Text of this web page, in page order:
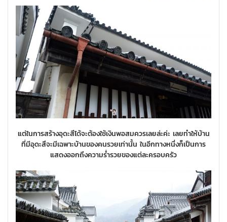
แต่ในการสร้างอุดะสึได้จะต้องใช้เงินพอสมควรเลยล่ะค่ะ เลยทำให้บ้าน
ที่มีอุดะสึจะมีเฉพาะบ้านของคนรวยเท่านั้น ในอีกทางหนึ่งก็เป็นการ
แสดงออกถึงความร่ำรวยของแต่ละครอบครัว